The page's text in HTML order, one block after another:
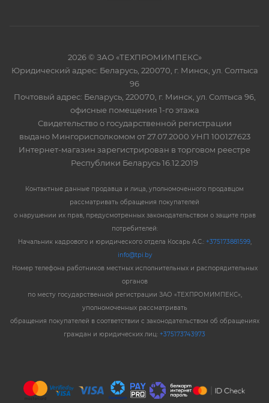
2026 © ЗАО «ТЕХПРОМИМПЕКС»
Юридический адрес: Беларусь, 220070, г. Минск, ул. Солтыса
96
Почтовый адрес: Беларусь, 220070, г. Минск, ул. Солтыса 96,
офисные помещения 1-го этажа
Свидетельство о государственной регистрации
выдано Мингорисполкомом от 27.07.2000 УНП 100127623
Интернет-магазин зарегистрирован в торговом реестре
Республики Беларусь 16.12.2019
Контактные данные продавца и лица, уполномоченного продавцом
рассматривать обращения покупателей
о нарушении их прав, предусмотренных законодательством о защите прав
потребителей:
Начальник кадрового и юридического отдела Косарь А.С.: +375173881599,
info@tpi.by
Номер телефона работников местных исполнительных и распорядительных
органов
по месту государственной регистрации ЗАО «ТЕХПРОМИМПЕКС»,
уполномоченных рассматривать
обращения покупателей в соответствии с законодательством об обращениях
граждан и юридических лиц: +375173743973